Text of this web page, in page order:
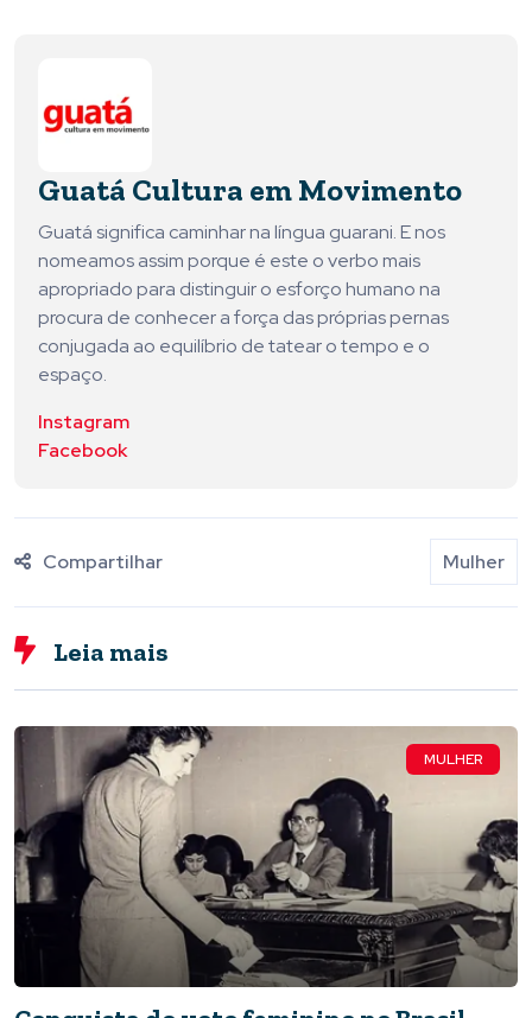
Guatá Cultura em Movimento
Guatá significa caminhar na língua guarani. E nos
nomeamos assim porque é este o verbo mais
apropriado para distinguir o esforço humano na
procura de conhecer a força das próprias pernas
conjugada ao equilíbrio de tatear o tempo e o
espaço.
Instagram
Facebook
Compartilhar Mulher
Leia mais
MULHER